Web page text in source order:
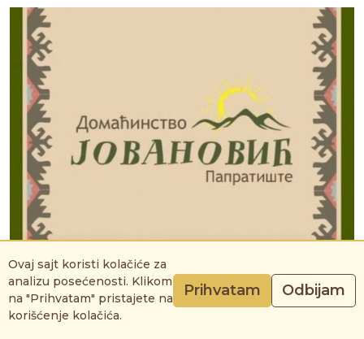
PG Jovanović
Lokacija: Papratište
Opština: Požega
Ovaj sajt koristi kolačiće za
analizu posećenosti. Klikom
na "Prihvatam" pristajete na
korišćenje kolačića.
Prihvatam Odbijam